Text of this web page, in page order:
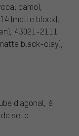
camo),
(matte black),
43021-2111
black-clay),
diagonal, à
selle